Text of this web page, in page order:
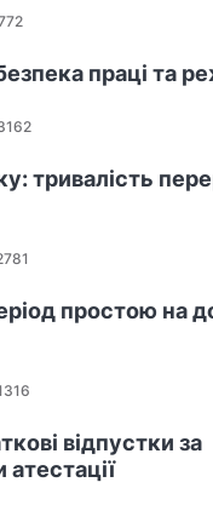
праці та
тривалість
простою на
відпустки за